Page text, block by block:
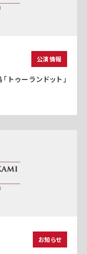
公演情報
ゥーランドット」
お知らせ